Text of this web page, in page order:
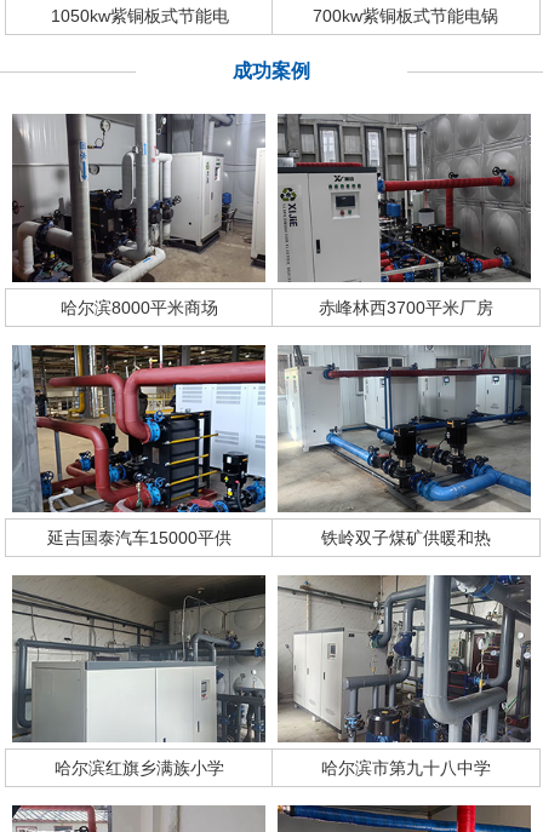
1050kw紫铜板式节能电 700kw紫铜板式节能电锅
成功案例
哈尔滨8000平米商场 赤峰林西3700平米厂房
延吉国泰汽车15000平供 铁岭双子煤矿供暖和热
哈尔滨红旗乡满族小学 哈尔滨市第九十八中学